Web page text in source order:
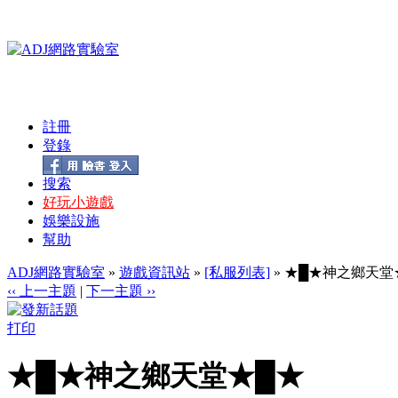
註冊
登錄
搜索
好玩小遊戲
娛樂設施
幫助
ADJ網路實驗室 » 遊戲資訊站 » [私服列表] » ★█★神之鄉天
‹‹ 上一主題 | 下一主題 ››
打印
★█★神之鄉天堂★█★